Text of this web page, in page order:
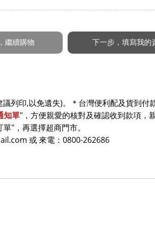
列印,以免遺失)。
＊台灣便利配及貨到付
知單"，方便親愛的核對及確認收到款項，
"，再選擇超商門市。
或 來電：0800-262686